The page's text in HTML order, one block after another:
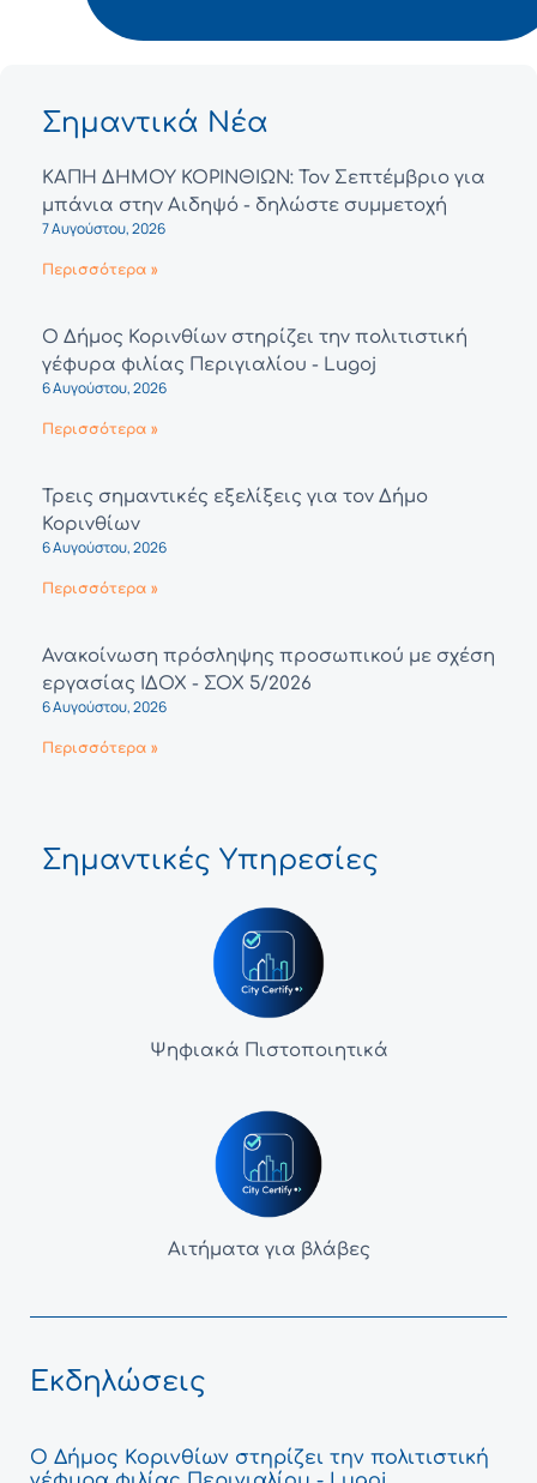
Σημαντικά Νέα
ΚΑΠΗ ΔΗΜΟΥ ΚΟΡΙΝΘΙΩΝ: Τον Σεπτέμβριο για
μπάνια στην Αιδηψό - δηλώστε συμμετοχή
7 Αυγούστου, 2026
Περισσότερα »
Ο Δήμος Κορινθίων στηρίζει την πολιτιστική
γέφυρα φιλίας Περιγιαλίου - Lugoj
6 Αυγούστου, 2026
Περισσότερα »
Τρεις σημαντικές εξελίξεις για τον Δήμο
Κορινθίων
6 Αυγούστου, 2026
Περισσότερα »
Ανακοίνωση πρόσληψης προσωπικού με σχέση
εργασίας ΙΔΟΧ - ΣΟΧ 5/2026
6 Αυγούστου, 2026
Περισσότερα »
Σημαντικές Υπηρεσίες
Ψηφιακά Πιστοποιητικά
Αιτήματα για βλάβες
Εκδηλώσεις
Ο Δήμος Κορινθίων στηρίζει την πολιτιστική